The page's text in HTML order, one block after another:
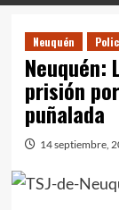
Neuquén
Neuquén:
prisión
puñalada
14 septiembre,